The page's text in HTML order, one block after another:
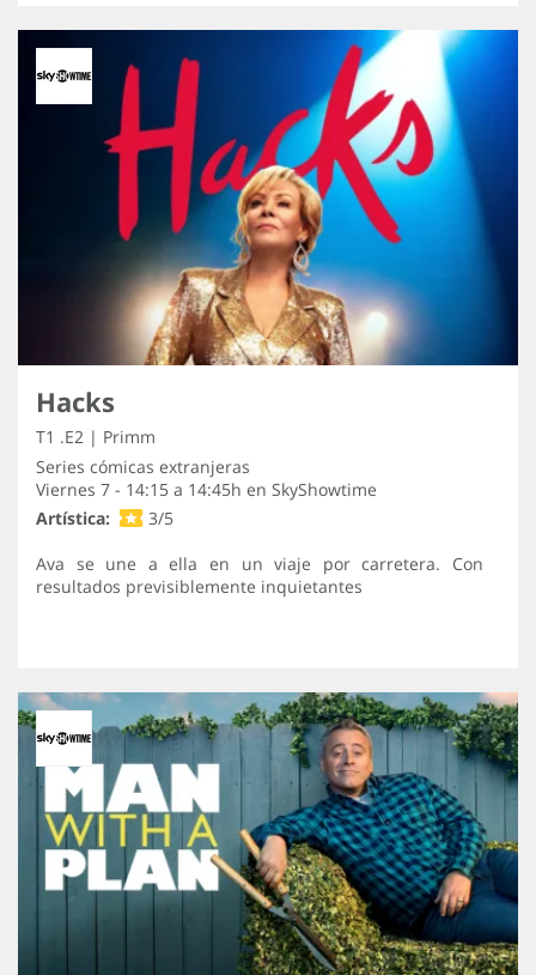
Hacks
T1 .E2 | Primm
Series cómicas extranjeras
Viernes 7 - 14:15 a 14:45h en SkyShowtime
Artística:
3/5
Ava se une a ella en un viaje por carretera. Con
resultados previsiblemente inquietantes